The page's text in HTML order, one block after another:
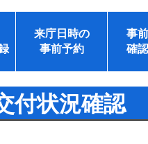
来庁日時の
事前予約
事
確
付状況確認